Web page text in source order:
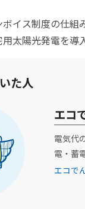
イス制度の仕
太陽光発電を導
た人
エコ
電気代
電・蓄
エコで